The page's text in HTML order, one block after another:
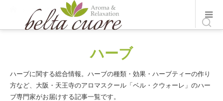
ブログ ハーブ
ハーブ
ハーブに関する総合情報。ハーブの種類・効果・ハーブティーの作り
方など、大阪・天王寺のアロマスクール「ベル・クウォーレ」のハー
ブ専門家がお届けする記事一覧です。